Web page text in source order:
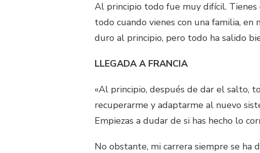
Al principio todo fue muy difícil.
todo cuando vienes con una familia, en
duro al principio, pero todo ha salido
LLEGADA A FRANCIA
«Al principio, después de dar el salto,
recuperarme y adaptarme al nuevo
Empiezas a dudar de si has hecho lo
No obstante, mi carrera siempre se ha